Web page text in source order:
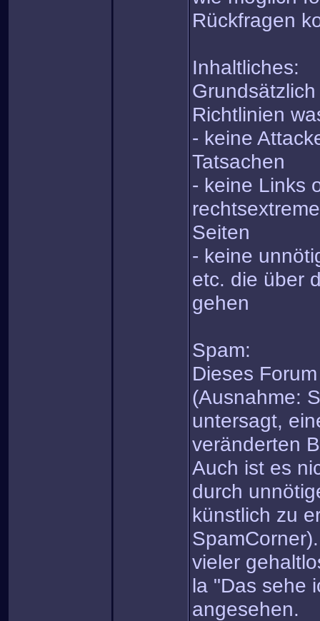
Rückfragen
Inhaltliches:
Richtlinien
- keine
Tatsachen
- keine Links
Seiten
- keine
etc. die über
gehen
Spam:
Dieses
(Ausnahme:
untersagt,
veränderten
Auch ist es
durch
künstlich zu
vieler
la "Das sehe
angesehen.